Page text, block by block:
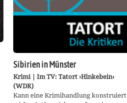
Sibirien in Münster
Krimi | Im TV: Tatort ›Hinkebein‹
(WDR)
Kann eine Krimihandlung konstruiert